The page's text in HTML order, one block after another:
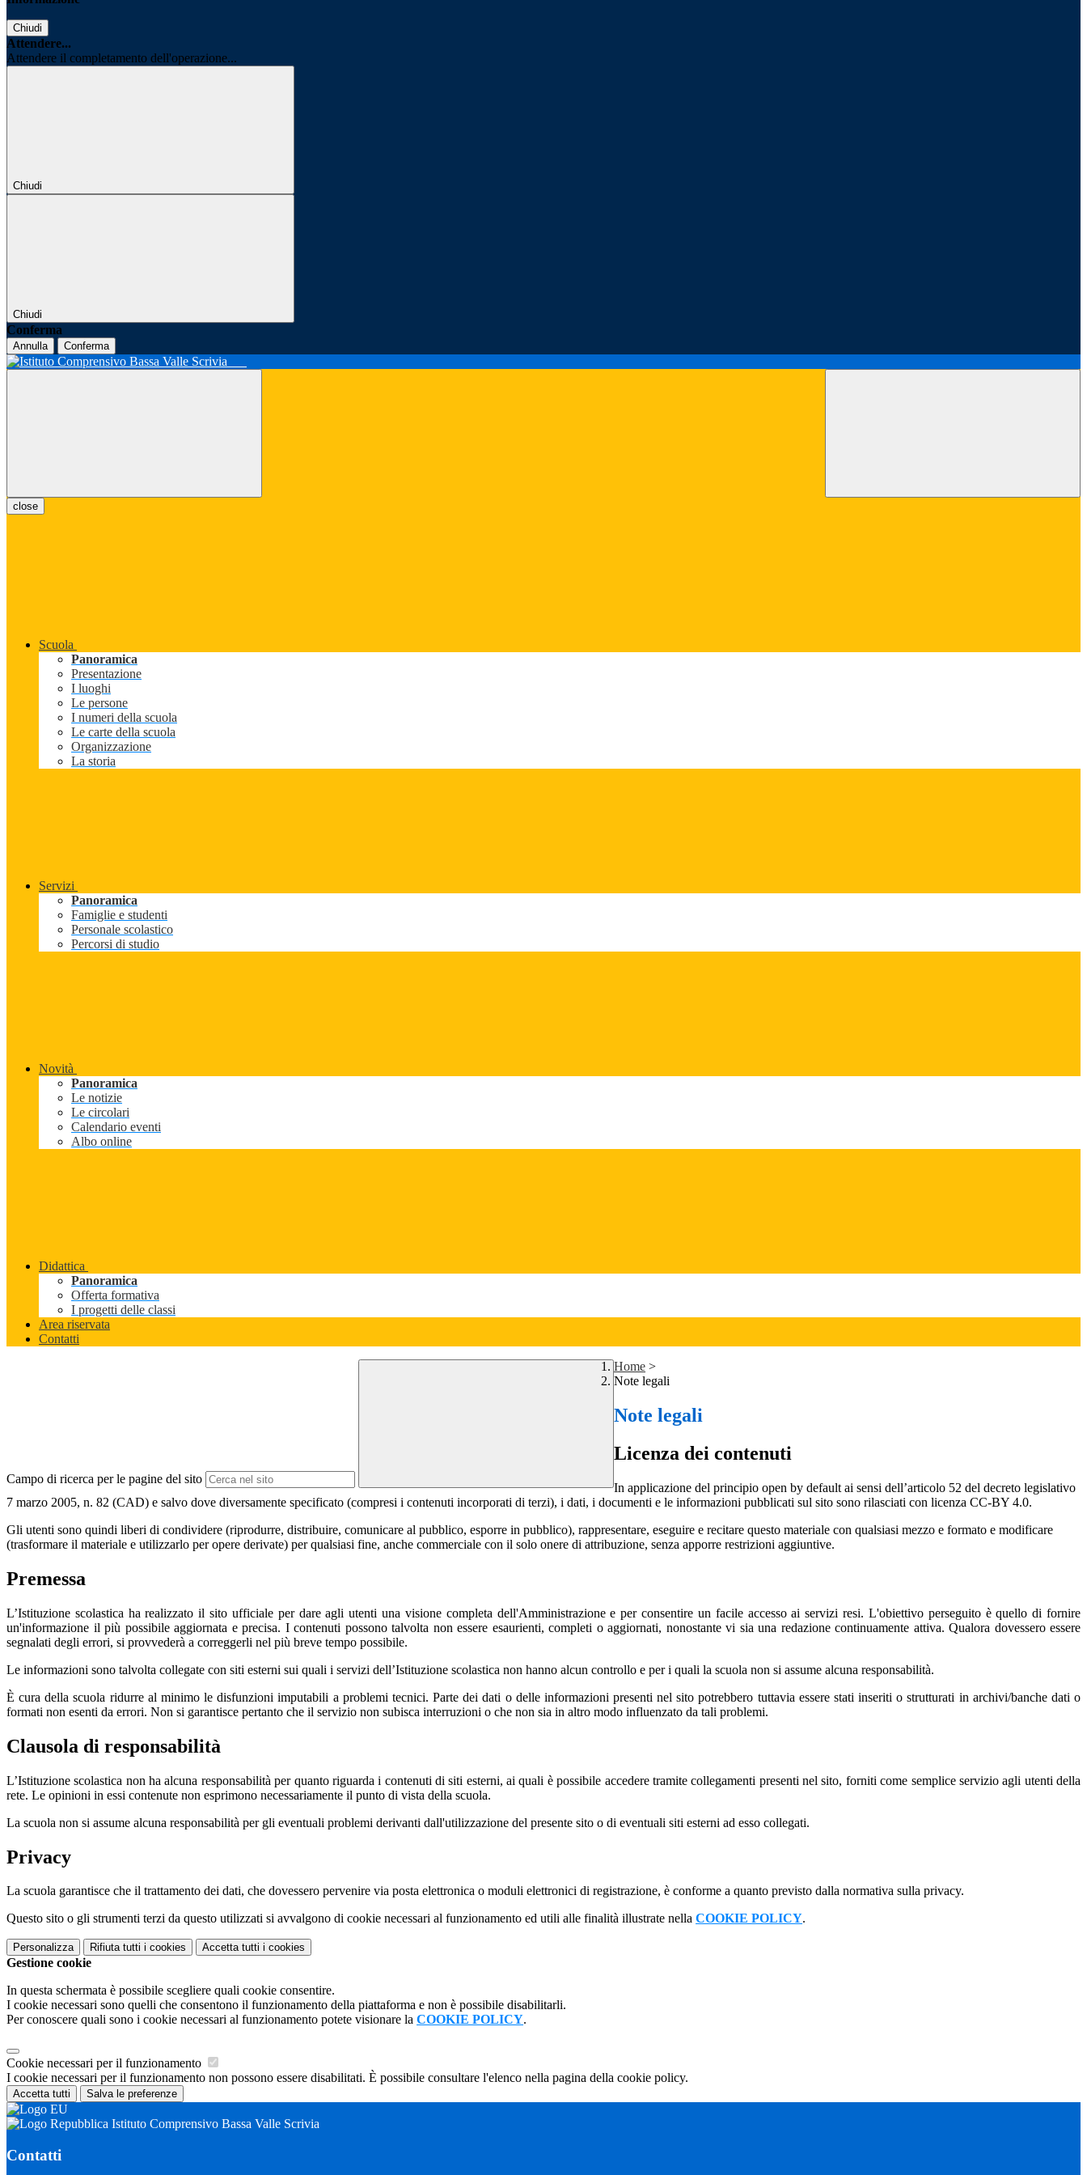
Chiudi
Attendere...
Attendere il completamento dell'operazione...
Chiudi
Chiudi
Conferma
Annulla Conferma
close
Scuola
Panoramica
Presentazione
I luoghi
Le persone
I numeri della scuola
Le carte della scuola
Organizzazione
La storia
Servizi
Panoramica
Famiglie e studenti
Personale scolastico
Percorsi di studio
Novità
Panoramica
Le notizie
Le circolari
Calendario eventi
Albo online
Didattica
Panoramica
Offerta formativa
I progetti delle classi
Area riservata
Contatti
Campo di ricerca per le pagine del sito
Home >
Note legali
Note legali
Licenza dei contenuti
In applicazione del principio open by default ai sensi dell’articolo 52 del decreto legislativo
7 marzo 2005, n. 82 (CAD) e salvo dove diversamente specificato (compresi i contenuti incorporati di terzi), i dati, i documenti e le informazioni pubblicati sul sito sono rilasciati con licenza CC-BY 4.0.
Gli utenti sono quindi liberi di condividere (riprodurre, distribuire, comunicare al pubblico, esporre in pubblico), rappresentare, eseguire e recitare questo materiale con qualsiasi mezzo e formato e modificare
(trasformare il materiale e utilizzarlo per opere derivate) per qualsiasi fine, anche commerciale con il solo onere di attribuzione, senza apporre restrizioni aggiuntive.
Premessa
L’Istituzione scolastica ha realizzato il sito ufficiale per dare agli utenti una visione completa dell'Amministrazione e per consentire un facile accesso ai servizi resi. L'obiettivo perseguito è quello di fornire
un'informazione il più possibile aggiornata e precisa. I contenuti possono talvolta non essere esaurienti, completi o aggiornati, nonostante vi sia una redazione continuamente attiva. Qualora dovessero essere
segnalati degli errori, si provvederà a correggerli nel più breve tempo possibile.
Le informazioni sono talvolta collegate con siti esterni sui quali i servizi dell’Istituzione scolastica non hanno alcun controllo e per i quali la scuola non si assume alcuna responsabilità.
È cura della scuola ridurre al minimo le disfunzioni imputabili a problemi tecnici. Parte dei dati o delle informazioni presenti nel sito potrebbero tuttavia essere stati inseriti o strutturati in archivi/banche dati o
formati non esenti da errori. Non si garantisce pertanto che il servizio non subisca interruzioni o che non sia in altro modo influenzato da tali problemi.
Clausola di responsabilità
L’Istituzione scolastica non ha alcuna responsabilità per quanto riguarda i contenuti di siti esterni, ai quali è possibile accedere tramite collegamenti presenti nel sito, forniti come semplice servizio agli utenti della
rete. Le opinioni in essi contenute non esprimono necessariamente il punto di vista della scuola.
La scuola non si assume alcuna responsabilità per gli eventuali problemi derivanti dall'utilizzazione del presente sito o di eventuali siti esterni ad esso collegati.
Privacy
La scuola garantisce che il trattamento dei dati, che dovessero pervenire via posta elettronica o moduli elettronici di registrazione, è conforme a quanto previsto dalla normativa sulla privacy.
Questo sito o gli strumenti terzi da questo utilizzati si avvalgono di cookie necessari al funzionamento ed utili alle finalità illustrate nella COOKIE POLICY.
Personalizza Rifiuta tutti i cookies Accetta tutti i cookies
Gestione cookie
In questa schermata è possibile scegliere quali cookie consentire.
I cookie necessari sono quelli che consentono il funzionamento della piattaforma e non è possibile disabilitarli.
Per conoscere quali sono i cookie necessari al funzionamento potete visionare la COOKIE POLICY.
Cookie necessari per il funzionamento
I cookie necessari per il funzionamento non possono essere disabilitati. È possibile consultare l'elenco nella pagina della cookie policy.
Accetta tutti Salva le preferenze
Istituto Comprensivo Bassa Valle Scrivia
Contatti